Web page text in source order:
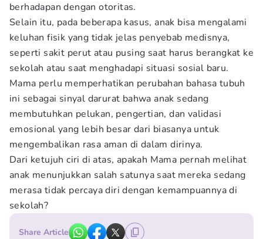
berhadapan dengan otoritas.
Selain itu, pada beberapa kasus, anak bisa mengalami
keluhan fisik yang tidak jelas penyebab medisnya,
seperti sakit perut atau pusing saat harus berangkat ke
sekolah atau saat menghadapi situasi sosial baru.
Mama perlu memperhatikan perubahan bahasa tubuh
ini sebagai sinyal darurat bahwa anak sedang
membutuhkan pelukan, pengertian, dan validasi
emosional yang lebih besar dari biasanya untuk
mengembalikan rasa aman di dalam dirinya.
Dari ketujuh ciri di atas, apakah Mama pernah melihat
anak menunjukkan salah satunya saat mereka sedang
merasa tidak percaya diri dengan kemampuannya di
sekolah?
Share Article